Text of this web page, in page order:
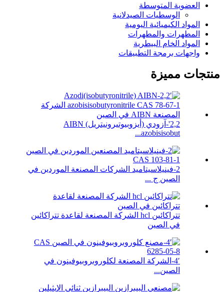
العضوية المتوسطة
الوسطيات الصيدلانية
المواد الكيميائية اليومية
المطهرات والمطهرات
المواد الخام البيطرية
واجهات برمجة التطبيقات
منتجات مميزة
2,2'-آزودي (أيزوبيوتيرونيتريل) AIBN
azobisisobut...
2-فينيلاسيتاميد الشركات المصنعة الموردين في
الصين ج ...
تتراكائين hcl الشركة المصنعة لقاعدة تتراكائين
في الصين
4′-الشركة المصنعة لكلوروبروبيوفينون في
الصين...